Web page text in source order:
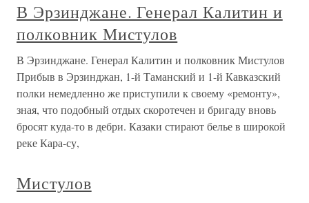
В Эрзинджане. Генерал Калитин и
полковник Мистулов
В Эрзинджане. Генерал Калитин и полковник Мистулов
Прибыв в Эрзинджан, 1-й Таманский и 1-й Кавказский
полки немедленно же приступили к своему «ремонту»,
зная, что подобный отдых скоротечен и бригаду вновь
бросят куда-то в дебри. Казаки стирают белье в широкой
реке Кара-су,
Мистулов